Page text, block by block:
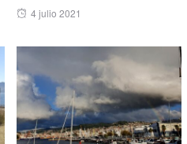
Posted
4 julio 2021